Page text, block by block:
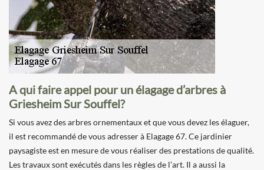
A qui faire appel pour un élagage d’arbres à
Griesheim Sur Souffel?
Si vous avez des arbres ornementaux et que vous devez les élaguer,
il est recommandé de vous adresser à Elagage 67. Ce jardinier
paysagiste est en mesure de vous réaliser des prestations de qualité.
Les travaux sont exécutés dans les règles de l’art. Il a aussi la